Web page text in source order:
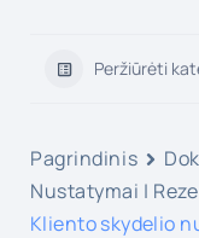
Peržiūrėti
Pagrindinis
Nustatymai |
Kliento skydelio